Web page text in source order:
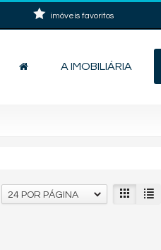
imóveis favoritos
A IMOBILIÁRIA
24 POR PÁGINA